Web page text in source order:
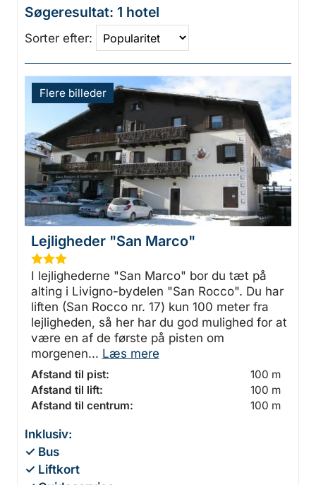
Søgeresultat: 1 hotel
Sorter efter:
Flere billeder
Lejligheder "San Marco"
★★★
I lejlighederne "San Marco" bor du tæt på
alting i Livigno-bydelen "San Rocco". Du har
liften (San Rocco nr. 17) kun 100 meter fra
lejligheden, så her har du god mulighed for at
være en af de første på pisten om
morgenen... Læs mere
Afstand til pist:
100 m
Afstand til lift:
100 m
Afstand til centrum:
100 m
Inklusiv:
✓ Bus
✓ Liftkort